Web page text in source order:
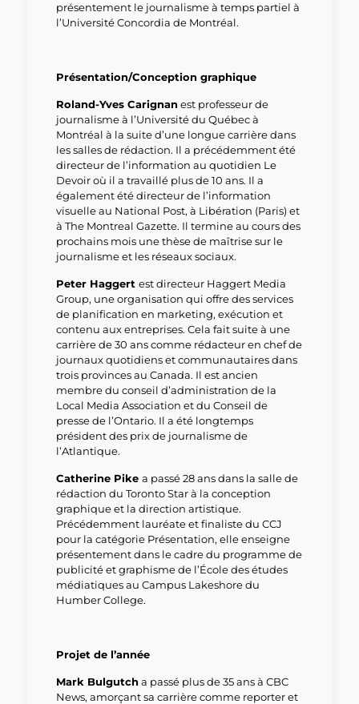
présentement le journalisme à temps partiel à
l’Université Concordia de Montréal.
Présentation/Conception graphique
Roland-Yves Carignanest professeur de
journalisme à l’Université du Québec à
Montréal à la suite d’une longue carrière dans
les salles de rédaction. Il a précédemment été
directeur de l’information au quotidien Le
Devoir où il a travaillé plus de 10 ans. Il a
également été directeur de l’information
visuelle au National Post, à Libération (Paris) et
à The Montreal Gazette. Il termine au cours des
prochains mois une thèse de maîtrise sur le
journalisme et les réseaux sociaux.
Peter Haggert est directeur Haggert Media
Group, une organisation qui offre des services
de planification en marketing, exécution et
contenu aux entreprises. Cela fait suite à une
carrière de 30 ans comme rédacteur en chef de
journaux quotidiens et communautaires dans
trois provinces au Canada. Il est ancien
membre du conseil d’administration de la
Local Media Association et du Conseil de
presse de l’Ontario. Il a été longtemps
président des prix de journalisme de
l’Atlantique.
Catherine Pike a passé 28 ans dans la salle de
rédaction du Toronto Star à la conception
graphique et la direction artistique.
Précédemment lauréate et finaliste du CCJ
pour la catégorie Présentation, elle enseigne
présentement dans le cadre du programme de
publicité et graphisme de l’École des études
médiatiques au Campus Lakeshore du
Humber College.
Projet de l’année
Mark Bulgutcha passé plus de 35 ans à CBC
News, amorçant sa carrière comme reporter et